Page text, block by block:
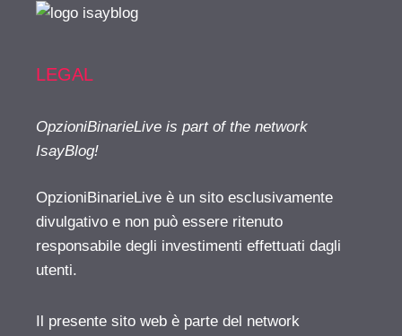
LEGAL
OpzioniBinarieLive is part of the network
IsayBlog!
OpzioniBinarieLive è un sito esclusivamente
divulgativo e non può essere ritenuto
responsabile degli investimenti effettuati dagli
utenti.
Il presente sito web è parte del network